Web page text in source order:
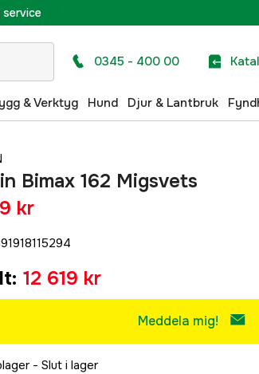
service
0345 - 400 00
& Verktyg Hund Djur & Lantbruk
Bimax 162 Migsvets
kr
: 12 619 kr
Meddela mig!
- Slut i lager